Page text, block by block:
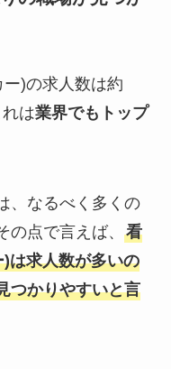
)の求人数は約
は業界でもトップ
、なるべく多くの
点で言えば、
看
は求人数が多いの
つかりやすいと言